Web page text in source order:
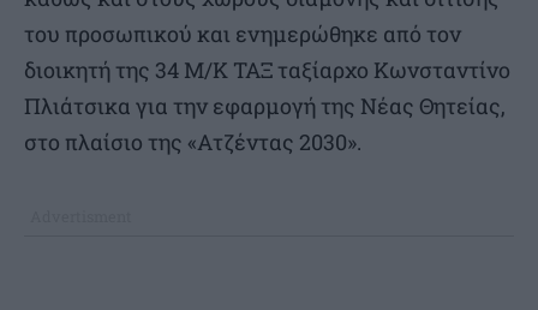
του προσωπικού και ενημερώθηκε από τον
διοικητή της 34 Μ/Κ ΤΑΞ ταξίαρχο Κωνσταντίνο
Πλιάτσικα για την εφαρμογή της Νέας Θητείας,
στο πλαίσιο της «Ατζέντας 2030».